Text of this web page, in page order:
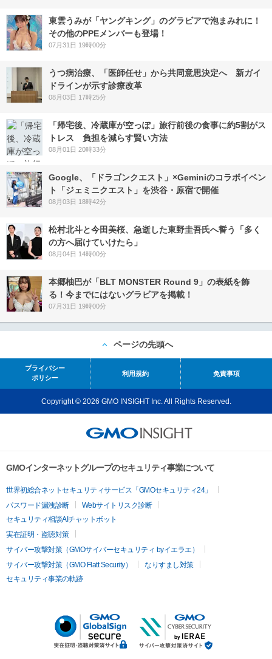
東雲うみが「ヤングキング」のグラビアで泡まみれに！
その他のPPEメンバーも登場！
07月31日 19時00分
うつ病治療、「医師任せ」から共同意思決定へ 新ガイ
ドラインが示す診療改革
08月03日 17時25分
「帰宅後、冷蔵庫が空っぽ」旅行前後の食事に約5割がス
トレス 負担を減らす賢い方法
08月01日 20時33分
Google、「ドラゴンクエスト」×Geminiのコラボイベン
ト「ジェミニクエスト」を渋谷・原宿で開催
08月03日 18時42分
松村北斗と今田美桜、急逝した東野圭吾氏へ誓う「多く
の方へ届けていけたら」
08月04日 14時00分
本郷柚巴が「BLT MONSTER Round 9」の表紙を飾
る！今までにはないグラビアを掲載！
07月31日 19時00分
ページの先頭へ
プライバシー
ポリシー
利用規約 免責事項
Copyright © 2026 GMO INSIGHT Inc. All Rights Reserved.
GMOインターネットグループのセキュリティ事業について
世界初総合ネットセキュリティサービス「GMOセキュリティ24」
パスワード漏洩診断
Webサイトリスク診断
セキュリティ相談AIチャットボット
実在証明・盗聴対策
サイバー攻撃対策（GMOサイバーセキュリティ byイエラエ）
サイバー攻撃対策（GMO Flatt Security）
なりすまし対策
セキュリティ事業の軌跡